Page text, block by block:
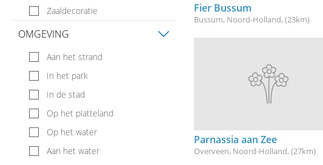
Zaaldecoratie
OMGEVING
Aan het strand
In het park
In de stad
Op het platteland
Op het water
Aan het water
Fier Bussum
Bussum, Noord-Holland, (23km)
Parnassia aan Zee
Overveen, Noord-Holland, (27km)